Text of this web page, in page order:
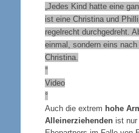
„Jedes Kind hatte eine
ist eine Christina und
regelrecht durchgedreht.
einmal, sondern eins nach
Christina.
°
Video
°
Auch die extrem hohe
Alleinerziehendenist nur